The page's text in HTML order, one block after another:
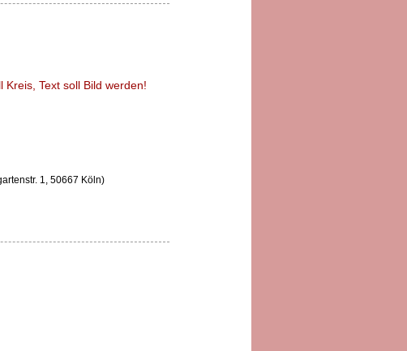
Text soll Bild werden!
1, 50667 Köln)